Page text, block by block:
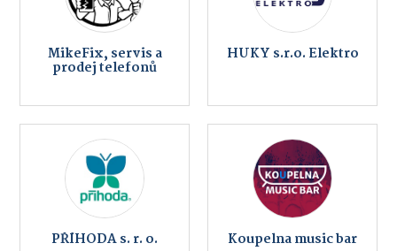
MikeFix, servis a
prodej telefonů
HUKY s.r.o. Elektro
PŘÍHODA s. r. o. Koupelna music bar